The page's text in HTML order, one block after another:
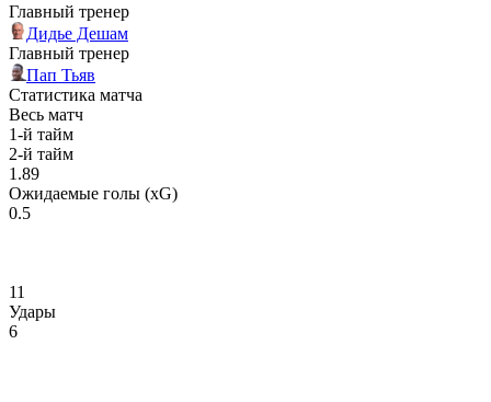
Главный тренер
Дидье Дешам
Главный тренер
Пап Тьяв
Статистика матча
Весь матч
1-й тайм
2-й тайм
1.89
Ожидаемые голы (xG)
0.5
11
Удары
6